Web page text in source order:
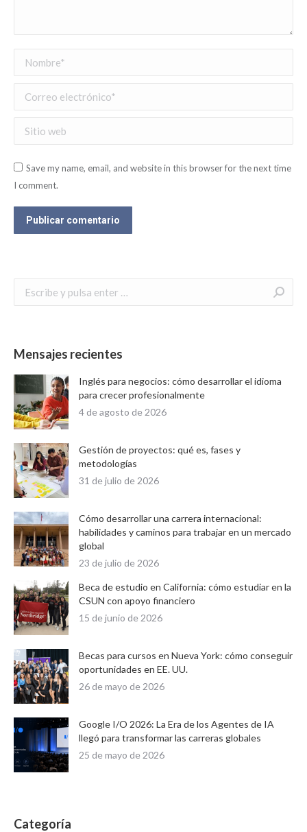
Nombre *
Correo electrónico *
Sitio web
Save my name, email, and website in this browser for the next time
I comment.
Publicar comentario
Mensajes recientes
Inglés para negocios: cómo desarrollar el idioma
para crecer profesionalmente
4 de agosto de 2026
Gestión de proyectos: qué es, fases y
metodologías
31 de julio de 2026
Cómo desarrollar una carrera internacional:
habilidades y caminos para trabajar en un mercado
global
23 de julio de 2026
Beca de estudio en California: cómo estudiar en la
CSUN con apoyo financiero
15 de junio de 2026
Becas para cursos en Nueva York: cómo conseguir
oportunidades en EE. UU.
26 de mayo de 2026
Google I/O 2026: La Era de los Agentes de IA
llegó para transformar las carreras globales
25 de mayo de 2026
Categoría